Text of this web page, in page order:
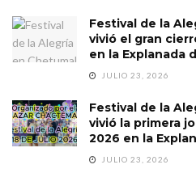
Festival de la
vivió el gran
en la Explanada
JULIO 23, 2026
Festival de la
vivió la primera
2026 en la
JULIO 23, 2026